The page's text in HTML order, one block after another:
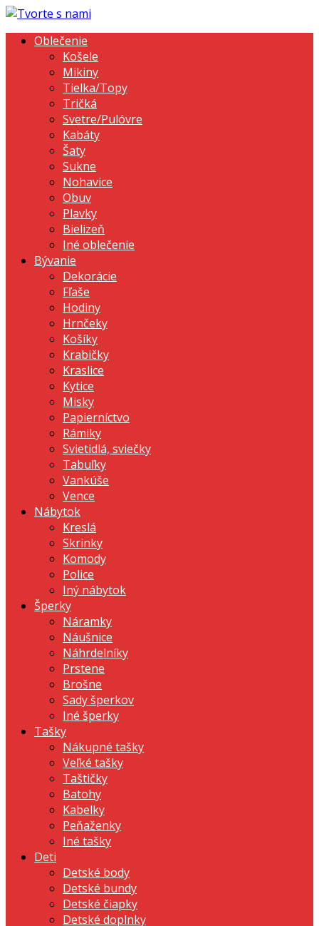
Oblečenie
Košele
Mikiny
Tielka/Topy
Tričká
Svetre/Pulóvre
Kabáty
Šaty
Sukne
Nohavice
Obuv
Plavky
Bielizeň
Iné oblečenie
Bývanie
Dekorácie
Fľaše
Hodiny
Hrnčeky
Košíky
Krabičky
Kraslice
Kytice
Misky
Papierníctvo
Rámiky
Svietidlá, sviečky
Tabuľky
Vankúše
Vence
Nábytok
Kreslá
Skrinky
Komody
Police
Iný nábytok
Šperky
Náramky
Náušnice
Náhrdelníky
Prstene
Brošne
Sady šperkov
Iné šperky
Tašky
Nákupné tašky
Veľké tašky
Taštičky
Batohy
Kabelky
Peňaženky
Iné tašky
Deti
Detské body
Detské bundy
Detské čiapky
Detské doplnky